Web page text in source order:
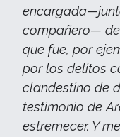
compañero—
que fue, por
por los delitos
clandestino de
testimonio de
estremecer. Y